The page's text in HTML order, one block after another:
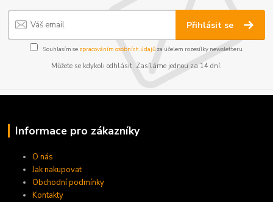
Přihlásit se
Souhlasím se zpracováním osobních údajůza účelem rozesílky newsletteru.
Můžete se kdykoli odhlásit. Zasíláme jednou za 14 dní.
Informace pro zákazníky
O nás
Jak nakupovat
Obchodní podmínky
Kontakty